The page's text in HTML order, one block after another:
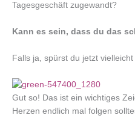
Tagesgeschäft zugewandt?
Kann es sein, dass du das
Falls ja, spürst du jetzt
Gut so! Das ist ein wichtiges
Herzen endlich mal folgen